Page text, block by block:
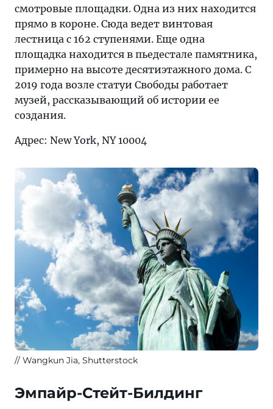
смотровые площадки. Одна из них находится
прямо в короне. Сюда ведет винтовая
лестница с 162 ступенями. Еще одна
площадка находится в пьедестале памятника,
примерно на высоте десятиэтажного дома. С
2019 года возле статуи Свободы работает
музей, рассказывающий об истории ее
создания.
Адрес: New York, NY 10004
Wangkun Jia, Shutterstock
Эмпайр-Стейт-Билдинг